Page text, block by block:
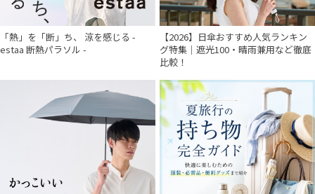
「熱」を「断」ち、 涼を感じる -
estaa 断熱パラソル -
【2026】日傘おすすめ人気ランキン
グ特集｜遮光100・晴雨兼用など徹底
比較！